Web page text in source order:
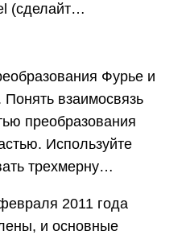
(сделайт…
Фурье и
взаимосвязь
преобразования
Используйте
трехмерну…
2011 года
и основные